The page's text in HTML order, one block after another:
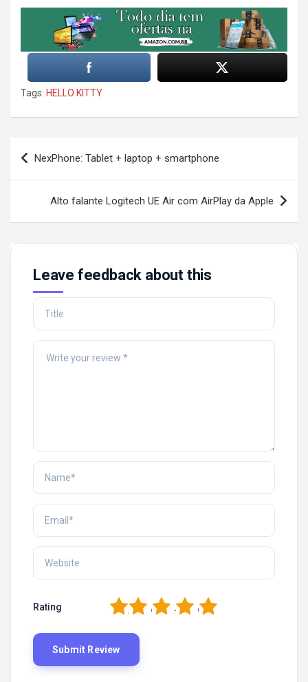
Tags: HELLO KITTY
Post
navigation
NexPhone: Tablet + laptop + smartphone
Alto falante Logitech UE Air com AirPlay da Apple
Leave feedback about this
Rating 5
4
3
2